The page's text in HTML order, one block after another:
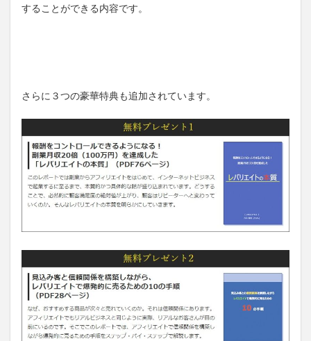
することができる内容です。
さらに３つの豪華特典も追加されています。